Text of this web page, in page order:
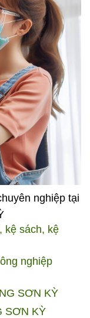
nghiệp tại
kệ sách, kệ
nghiệp
SƠN KỲ
SƠN KỲ